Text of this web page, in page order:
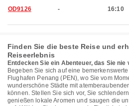
OD9126 - 16:10
Finden Sie die beste Reise und
Reiseerlebnis
Entdecken Sie ein Abenteuer, das Sie
Begeben Sie sich auf eine
Flughafen Penang (PEN), wo Sie vom
wunderschöne Städte mit
können. Stellen Sie sich vor, Sie
genießen lokale Aromen und saugen die